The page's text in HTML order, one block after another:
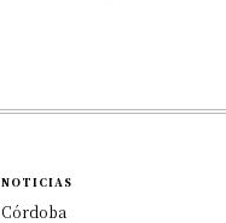
NOTICIAS
Córdoba